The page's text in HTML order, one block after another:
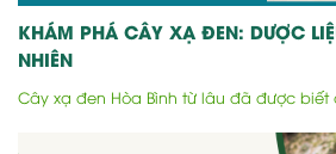
KHÁM PHÁ CÂY XẠ ĐEN: DƯỢC
NHIÊN
Cây xạ đen Hòa Bình từ lâu đã được biết